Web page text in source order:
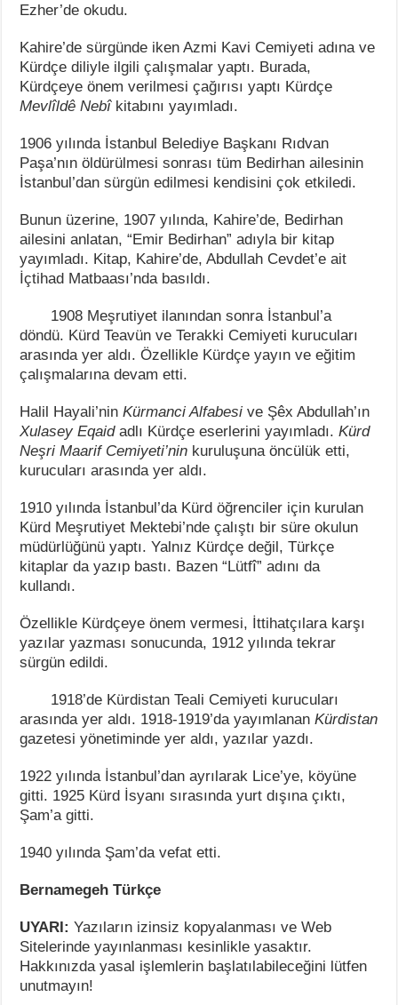
Ezher’de okudu.
Kahire’de sürgünde iken Azmi Kavi Cemiyeti adına ve
Kürdçe diliyle ilgili çalışmalar yaptı. Burada,
Kürdçeye önem verilmesi çağırısı yaptı Kürdçe
Mevlîldê Nebî kitabını yayımladı.
1906 yılında İstanbul Belediye Başkanı Rıdvan
Paşa’nın öldürülmesi sonrası tüm Bedirhan ailesinin
İstanbul’dan sürgün edilmesi kendisini çok etkiledi.
Bunun üzerine, 1907 yılında, Kahire’de, Bedirhan
ailesini anlatan, “Emir Bedirhan” adıyla bir kitap
yayımladı. Kitap, Kahire’de, Abdullah Cevdet’e ait
İçtihad Matbaası’nda basıldı.
1908 Meşrutiyet ilanından sonra İstanbul’a
döndü. Kürd Teavün ve Terakki Cemiyeti kurucuları
arasında yer aldı. Özellikle Kürdçe yayın ve eğitim
çalışmalarına devam etti.
Halil Hayali’ninKürmanci Alfabesi ve Şêx Abdullah’ın
Xulasey Eqaidadlı Kürdçe eserlerini yayımladı.Kürd
Neşri Maarif Cemiyeti’nin kuruluşuna öncülük etti,
kurucuları arasında yer aldı.
1910 yılında İstanbul’da Kürd öğrenciler için kurulan
Kürd Meşrutiyet Mektebi’nde çalıştı bir süre okulun
müdürlüğünü yaptı. Yalnız Kürdçe değil, Türkçe
kitaplar da yazıp bastı. Bazen “Lütfî” adını da
kullandı.
Özellikle Kürdçeye önem vermesi, İttihatçılara karşı
yazılar yazması sonucunda, 1912 yılında tekrar
sürgün edildi.
1918’de Kürdistan Teali Cemiyeti kurucuları
arasında yer aldı. 1918-1919’da yayımlananKürdistan
gazetesi yönetiminde yer aldı, yazılar yazdı.
1922 yılında İstanbul’dan ayrılarak Lice’ye, köyüne
gitti. 1925 Kürd İsyanı sırasında yurt dışına çıktı,
Şam’a gitti.
1940 yılında Şam’da vefat etti.
Bernamegeh Türkçe
UYARI: Yazıların izinsiz kopyalanması ve Web
Sitelerinde yayınlanması kesinlikle yasaktır.
Hakkınızda yasal işlemlerin başlatılabileceğini lütfen
unutmayın!